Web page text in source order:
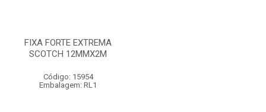
FIXA FORTE EXTREMA
SCOTCH 12MMX2M
Código: 15954
Embalagem: RL1